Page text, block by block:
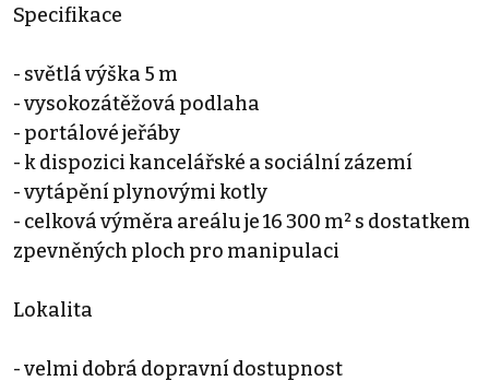
Specifikace
- světlá výška 5 m
- vysokozátěžová podlaha
- portálové jeřáby
- k dispozici kancelářské a sociální zázemí
- vytápění plynovými kotly
- celková výměra areálu je 16 300 m² s dostatkem
zpevněných ploch pro manipulaci
Lokalita
- velmi dobrá dopravní dostupnost